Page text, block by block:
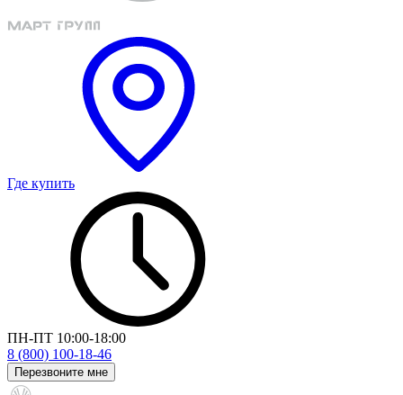
Где купить
ПН-ПТ 10:00-18:00
8 (800) 100-18-46
Перезвоните мне